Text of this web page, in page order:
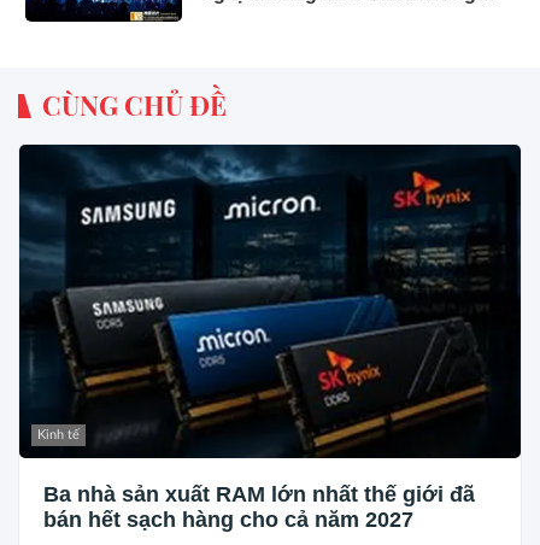
CÙNG CHỦ ĐỀ
Kinh tế
Ba nhà sản xuất RAM lớn nhất thế giới đã
bán hết sạch hàng cho cả năm 2027